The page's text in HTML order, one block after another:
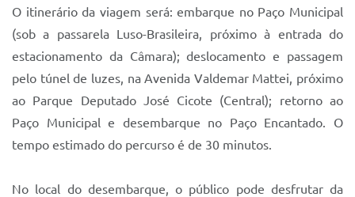
O itinerário da viagem será: embarque no Paço Municipal
(sob a passarela Luso-Brasileira, próximo à entrada do
estacionamento da Câmara); deslocamento e passagem
pelo túnel de luzes, na Avenida Valdemar Mattei, próximo
ao Parque Deputado José Cicote (Central); retorno ao
Paço Municipal e desembarque no Paço Encantado. O
tempo estimado do percurso é de 30 minutos.
No local do desembarque, o público pode desfrutar da